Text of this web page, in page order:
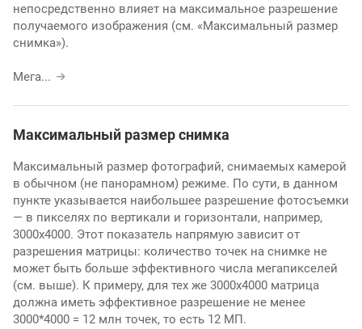
непосредственно влияет на максимальное разрешение
получаемого изображения (см. «Максимальный размер
снимка»).
Мега...
Максимальный размер снимка
Максимальный размер фотографий, снимаемых камерой
в обычном (не панорамном) режиме. По сути, в данном
пункте указывается наибольшее разрешение фотосъемки
— в пикселях по вертикали и горизонтали, например,
3000х4000. Этот показатель напрямую зависит от
разрешения матрицы: количество точек на снимке не
может быть больше эффективного числа мегапикселей
(см. выше). К примеру, для тех же 3000х4000 матрица
должна иметь эффективное разрешение не менее
3000*4000 = 12 млн точек, то есть 12 МП.